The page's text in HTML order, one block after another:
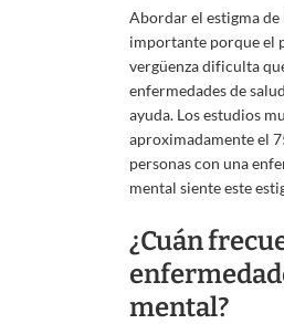
Abordar el estigma de
importante porque el
vergüenza dificulta
enfermedades de
ayuda. Los estudios
aproximadamente el
personas con una
mental siente este
¿Cuán
mental?